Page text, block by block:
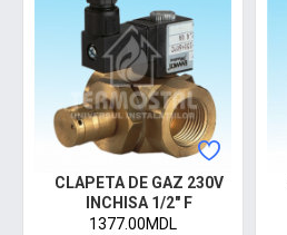
CLAPETA DE GAZ 230V
INCHISA 1/2" F
1377.00MDL